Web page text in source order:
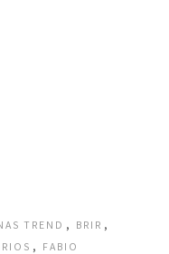
TREND , BRIR ,
,
FABIO